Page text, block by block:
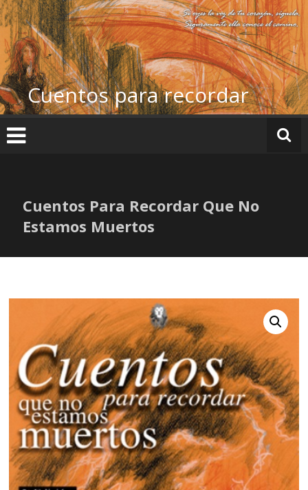
Ir
al
contenido
Cuentos para recordar
Cuentos Para Recordar Que No
Estamos Muertos